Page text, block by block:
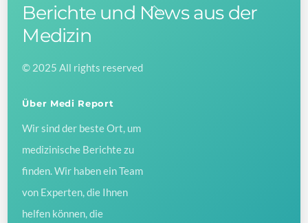
Back
Berichte und News aus der
Medizin
© 2025 All rights reserved
Über Medi Report
Wir sind der beste Ort, um
medizinische Berichte zu
finden. Wir haben ein Team
von Experten, die Ihnen
helfen können, die